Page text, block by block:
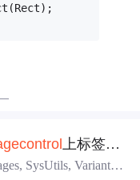
上标签的底色(50分)
SysUtils, Variants,